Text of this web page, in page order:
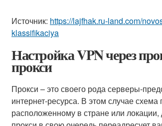
Источник: https://lajfhak.ru-land.com/
klassifikaciya
Настройка VPN через
прокси
Прокси – это своего рода серверы-
интернет-ресурса. В этом случае
расположенному в стране или